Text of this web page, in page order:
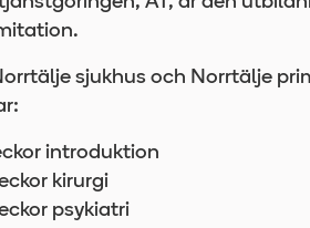
sjukhus och Norrtälje
introduktion
kirurgi
psykiatri